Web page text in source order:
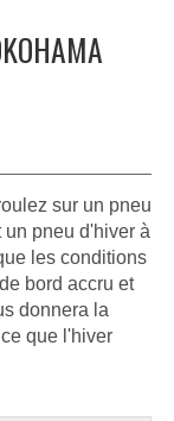
sur un pneu
pneu d'hiver à
les conditions
bord accru et
donnera la
que l'hiver